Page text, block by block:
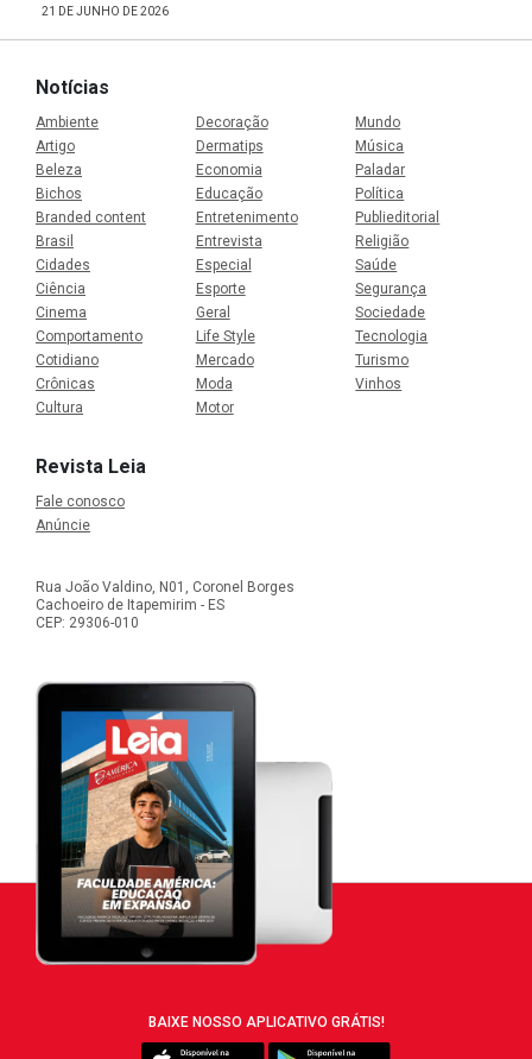
21 DE JUNHO DE 2026
Notícias
Ambiente
Artigo
Beleza
Bichos
Branded content
Brasil
Cidades
Ciência
Cinema
Comportamento
Cotidiano
Crônicas
Cultura
Decoração
Dermatips
Economia
Educação
Entretenimento
Entrevista
Especial
Esporte
Geral
Life Style
Mercado
Moda
Motor
Mundo
Música
Paladar
Política
Publieditorial
Religião
Saúde
Segurança
Sociedade
Tecnologia
Turismo
Vinhos
Revista Leia
Fale conosco
Anúncie
Rua João Valdino, N01, Coronel Borges
Cachoeiro de Itapemirim - ES
CEP: 29306-010
BAIXE NOSSO APLICATIVO GRÁTIS!